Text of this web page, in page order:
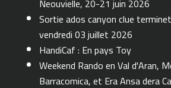
Neouvielle, 20-21 juin 2026
Sortie ados canyon clue
vendredi 03 juillet 2026
HandiCaf : En pays Toy
Weekend Rando en Val d'Aran,
Barracomica, et Era Ansa dera